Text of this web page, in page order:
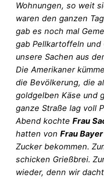
Wohnungen, so weit
waren den ganzen
gab es noch mal
gab Pellkartoffeln und
unsere Sachen aus
Die Amerikaner
die Bevölkerung, die
goldgelben Käse und
ganze Straße lag voll
Abend kochte Frau
hatten von Frau Bayer
Zucker bekommen.
schicken Grießbrei.
wieder, denn wir